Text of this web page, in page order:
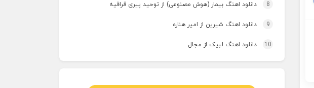
8 دانلود اهنگ بیمار (هوش مصنوعی) از توحید پیری قراقیه
9 دانلود اهنگ شیرین از امیر هناره
10 دانلود اهنگ لبیک از مجال